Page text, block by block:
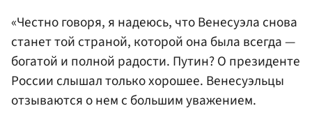
«Честно говоря, я надеюсь, что Венесуэла снова
станет той страной, которой она была всегда —
богатой и полной радости. Путин? О президенте
России слышал только хорошее. Венесуэльцы
отзываются о нем с большим уважением.